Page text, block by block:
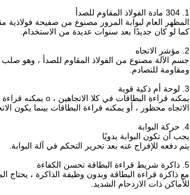
1. 304 مادة الفولاذ المقاوم للصدأ
كما لو كان جديدًا بعد سنوات عديدة من الاستخدام.
2. مؤشر الاتجاه
جسم الآلة مصنوع من الفولاذ المقاوم للصدأ ، وهو
ومقاومة للتصادم.
3. لوحة أم ذكية قوية
يمكنه قراءة البطاقات في كلا الاتجاهين ، o يمكنه قراءة البطاقات في حين الآخر
الاتجاه محظور ، أو يمكنه قراءة البطاقات بينما يكون
4. حركة البوابة
يجب أن تكون البوابة يدويًا
يتم دفعه للإفراج عنه بعد تحرير التحكم في آلة البوابة.
5. ذاكرة شريط قراءة البطاقة تحسن الكفاءة
للأماكن ذات الازدحام الشديد.